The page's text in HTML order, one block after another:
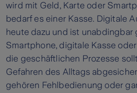
wird mit Geld, Karte oder
bedarf es einer Kasse. Digitale
heute dazu und ist unabdingbar
Smartphone, digitale Kasse
die geschäftlichen Prozesse
Gefahren des Alltags
gehören Fehlbedienung oder